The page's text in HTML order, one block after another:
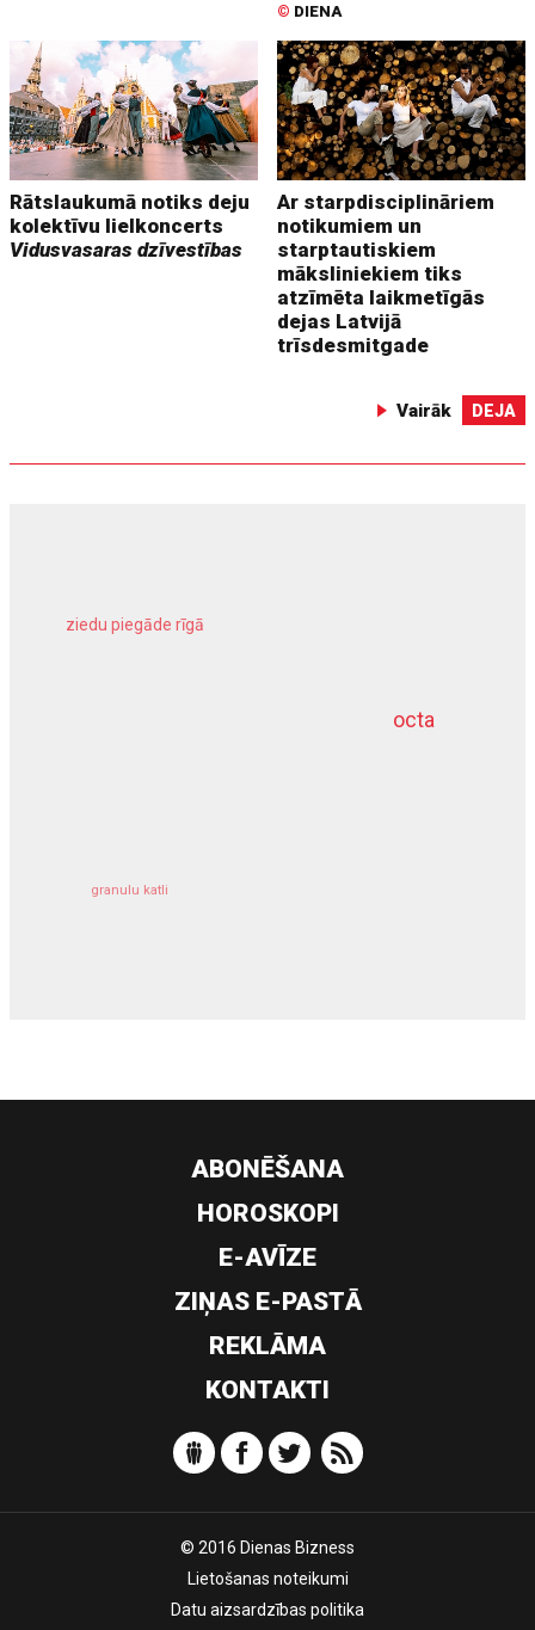
© DIENA
Rātslaukumā notiks deju
kolektīvu lielkoncerts
Vidusvasaras dzīvestības
Ar starpdisciplināriem
notikumiem un
starptautiskiem
māksliniekiem tiks
atzīmēta laikmetīgās
dejas Latvijā
trīsdesmitgade
Vairāk DEJA
octa
ziedu piegāde rīgā
granulu katli
dziļurbums
ABONĒŠANA
HOROSKOPI
E-AVĪZE
ZIŅAS E-PASTĀ
REKLĀMA
KONTAKTI
© 2016 Dienas Bizness
Lietošanas noteikumi
Datu aizsardzības politika